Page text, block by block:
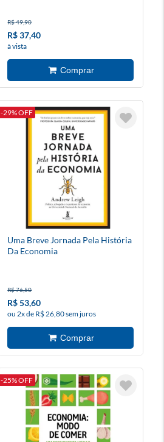
R$ 49,90
R$ 37,40
à vista
-29% OFF
Uma Breve Jornada Pela História
Da Economia
R$ 76,50
R$ 53,60
ou 2x de R$ 26,80 sem juros
-25% OFF